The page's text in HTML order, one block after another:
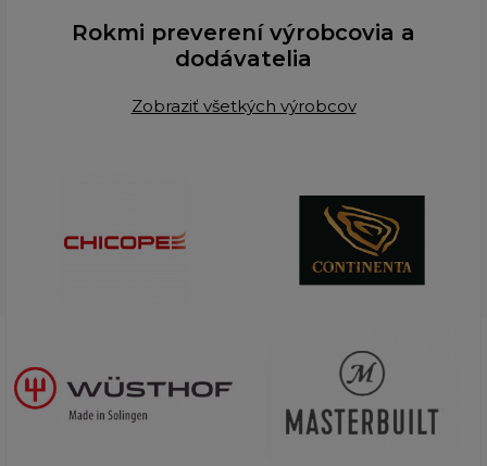
Rokmi preverení výrobcovia a
dodávatelia
Zobraziť všetkých výrobcov